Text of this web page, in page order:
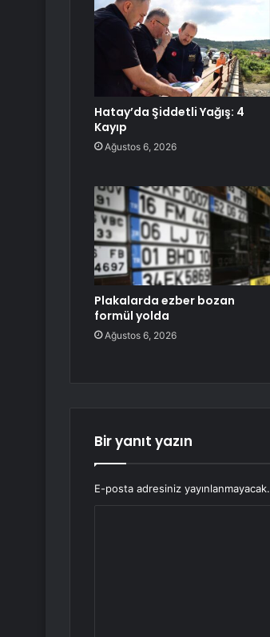
Hatay’da Şiddetli Yağış: 4
Kayıp
Ağustos 6, 2026
Plakalarda ezber bozan
formül yolda
Ağustos 6, 2026
Bir yanıt yazın
E-posta adresiniz yayınlanmayacak.